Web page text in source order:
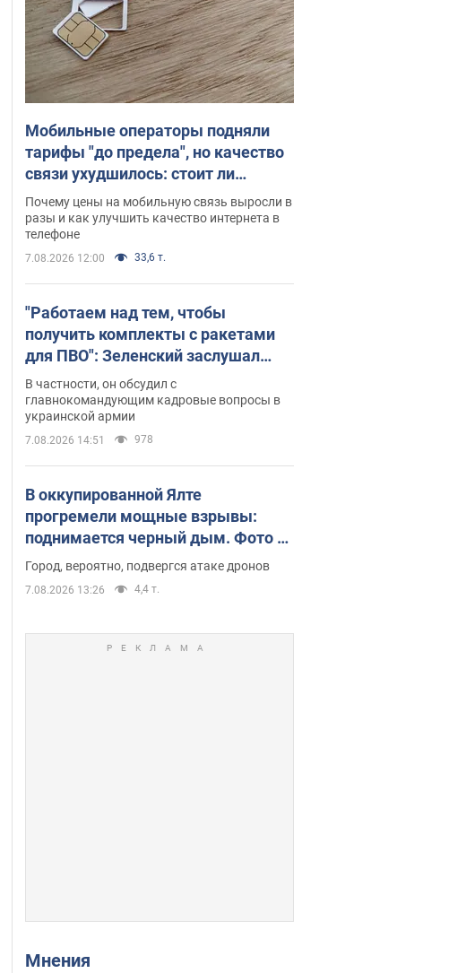
Мобильные операторы подняли
тарифы "до предела", но качество
связи ухудшилось: стоит ли
жаловаться на цены
Почему цены на мобильную связь выросли в
разы и как улучшить качество интернета в
телефоне
7.08.2026 12:00 33,6 т.
"Работаем над тем, чтобы
получить комплекты с ракетами
для ПВО": Зеленский заслушал
доклад Драпатого и объявил о
новых мерах
В частности, он обсудил с
главнокомандующим кадровые вопросы в
украинской армии
7.08.2026 14:51 978
В оккупированной Ялте
прогремели мощные взрывы:
поднимается черный дым. Фото и
видео
Город, вероятно, подвергся атаке дронов
7.08.2026 13:26 4,4 т.
Мнения